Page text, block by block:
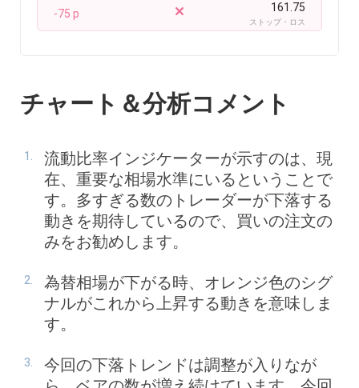
-75 p 161.75
ストップ・ロス
チャート＆分析コメント
流動比率インジケーターが示すのは、現
在、重要な相場水準にいるということで
す。多すぎる数のトレーダーが下落する
動きを期待しているので、買いの注文の
みをお勧めします。
為替相場が下がる時、オレンジ色のシグ
ナルがこれから上昇する動きを意味しま
す。
今回の下落トレンドは調整が入りなが